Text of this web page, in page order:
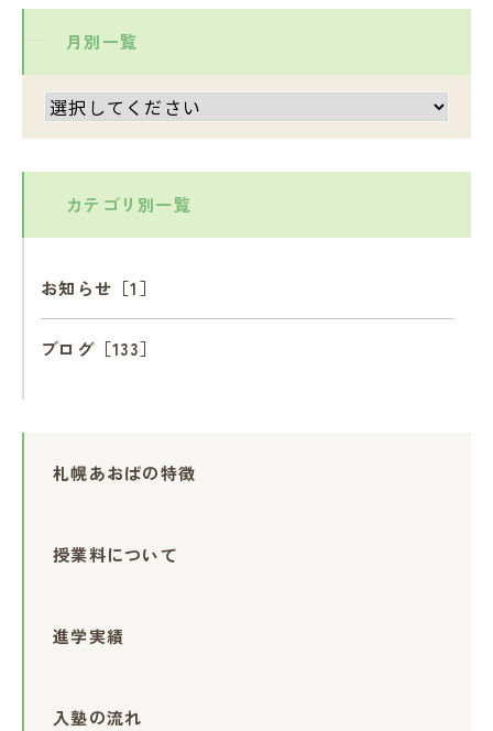
月別一覧
カテゴリ別一覧
お知らせ［1］
ブログ［133］
札幌あおばの特徴
授業料について
進学実績
入塾の流れ